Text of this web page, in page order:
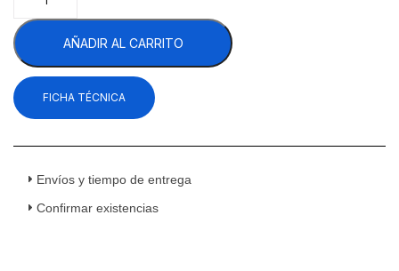
600B
Empacadora
Al
Vacío
Piso
Acero
AÑADIR AL CARRITO
FICHA TÉCNICA
Envíos y tiempo de entrega
Confirmar existencias